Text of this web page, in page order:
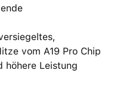
vom A19 Pro Chip
höhere Leistung